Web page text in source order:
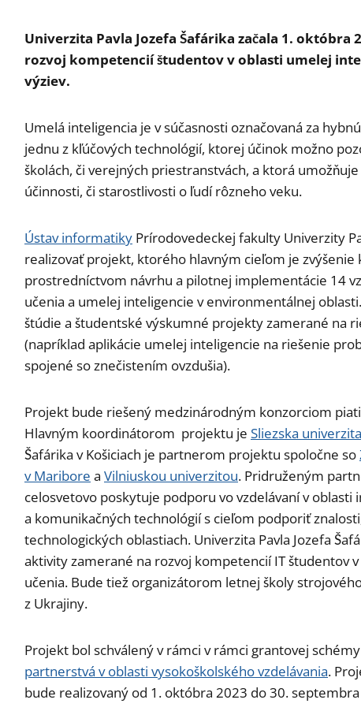
Univerzita Pavla Jozefa Šafárika začala 1. októbra
rozvoj kompetencií študentov v oblasti umelej
výziev.
Umelá inteligencia je v súčasnosti označovaná za
jednu z kľúčových technológií, ktorej účinok možno
školách, či verejných priestranstvách, a ktorá
účinnosti, či starostlivosti o ľudí rôzneho veku.
Ústav informatiky Prírodovedeckej fakulty Univerzity
realizovať projekt, ktorého hlavným cieľom je zvýšenie
prostredníctvom návrhu a pilotnej implementácie 14
učenia a umelej inteligencie v environmentálnej
štúdie a študentské výskumné projekty zamerané na
(napríklad aplikácie umelej inteligencie na riešenie
spojené so znečistením ovzdušia).
Projekt bude riešený medzinárodným konzorciom
Hlavným koordinátorom projektu je Sliezska
Šafárika v Košiciach je partnerom projektu spoločne so
v Maribore a Vilniuskou univerzitou. Pridruženým
celosvetovo poskytuje podporu vo vzdelávaní v
a komunikačných technológií s cieľom podporiť
technologických oblastiach. Univerzita Pavla Jozefa
aktivity zamerané na rozvoj kompetencií IT študentov
učenia. Bude tiež organizátorom letnej školy
z Ukrajiny.
Projekt bol schválený v rámci v rámci grantovej
partnerstvá v oblasti vysokoškolského vzdelávania.
bude realizovaný od 1. októbra 2023 do 30.